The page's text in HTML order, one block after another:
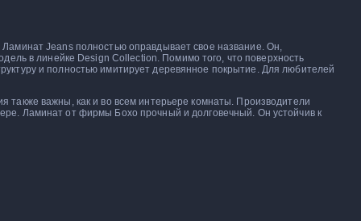
Jeans полностью оправдывает свое название. Он,
в линейке Design Collection. Помимо того, что поверхность
и полностью имитирует деревянное покрытие. Для любителей
также важны, как и во всем интерьере комнаты. Производители
Ламинат от фирмы Бохо прочный и долговечный. Он устойчив к